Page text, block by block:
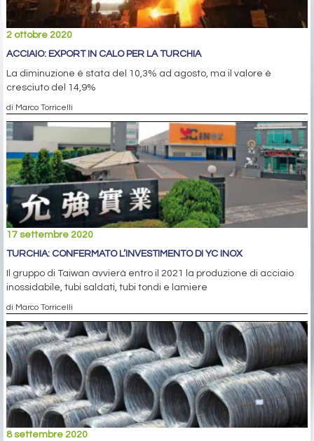
2 ottobre 2020
ACCIAIO: EXPORT IN CALO PER LA TURCHIA
La diminuzione è stata del 10,3% ad agosto, ma il valore è
cresciuto del 14,9%
di Marco Torricelli
17 settembre 2020
TURCHIA: CONFERMATO L’INVESTIMENTO DI YC INOX
Il gruppo di Taiwan avvierà entro il 2021 la produzione di acciaio
inossidabile, tubi saldati, tubi tondi e lamiere
di Marco Torricelli
8 settembre 2020